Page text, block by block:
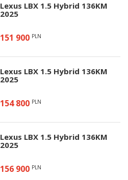
Lexus LBX 1.5 Hybrid 136KM
2025
151 900 PLN
Lexus LBX 1.5 Hybrid 136KM
2025
154 800 PLN
Lexus LBX 1.5 Hybrid 136KM
2025
156 900 PLN